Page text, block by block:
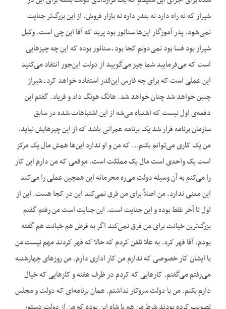
شیراز که نه راه دارد نه بندر داره نه بازار فروش. از این بزرگ‌تر جنایت
نمی‌شود. پدر آموزگار این‌ها سناتور بود پرید که آقا این چی است. وکیل
شیراز بود فسا بود نمی‌دونم کجا بود ـ سناتور بوده که این چه چیزهایی
است که می‌فرمایید شما چیز می‌گویید از دولت این‌جور انتقاد می‌کنید
این عملی است که برای چه فارس این‌قدر استفاده خواهد کرد ـ شیراز
چنین خواهد شد چنان خواهد شد. هانگ هونگ داد و فریاد. گفتم این
دفعه‌ی اول نیست که اشتباه می‌شه از این اشتباهات شده در سابق
سازمان برنامه قرار شد یک برنامه عمرانی باشد که از این چیزهایش نیاید.
من یک کاری می‌توانم بکنم… که من و او ندارد این‌ها همش مال یک مرکز
است یک واحدی است مال یک مملکت است. موقعی که من دارم این کار
را می‌کنم به آن وسیله دولت می‌ره محرمانه این همچین عملی را می‌کند
این معنی ندارد. من اصلاً برای من فرق نمی‌کند این در کجا هست. این از
اول تا آخر غلط بوده و این جنایت است. این جنایت است من رفتم گفتم
بزرگ‌ترین خیانت برای من فرق نمی‌کند اگر به فرض هم خیانت هم گفته
بودم. آقا قهر کرد. به علا تلفن کردم که حالا که قهر کردند مهم نیست من
با ایشان کار خصوصی که ندارم من کار اداری دارم. من روزهای چهارشنبه
می‌رفتم می‌گفتم. کارهایی که کردم در ظرف هفته و کارهایی که خیال
دارم بکنم. من با دولت سروکار نداشتم. همان برنامه‌ای که دولت و مجلس